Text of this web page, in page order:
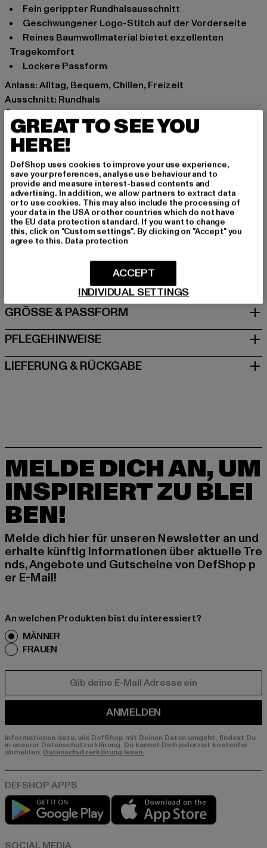
fein gerippter Rundhalsausschnitt
geschwungener Logo-Stitch auf der Vorderseite
reines Baumwollmaterial bietet exzellenten
Tragekomfort
lockere Passform
Anlass: Alltag, Bequem, Chillen, Freizeit
Ausschnitt: Rundhals
Ärmelart: Kurzarm
Marke: Karl Kani
Kat.: T-Shirts
Farbe: grau
Hersteller Farbe: ash grey
Materialzusammensetzung: 95% Baumwolle, 5%
Elasthan
Art.Nr: 6069552-02289
Hersteller: Urban Styles Agency GmbH & Co. KG |
Schanzenstraße 41 | 51063 Köln | DE
GRÖSSE & PASSFORM
PFLEGEHINWEISE
LIEFERUNG & RÜCKGABE
MELDE DICH AN, UM
INSPIRIERT ZU BLEI
BEN!
Melde dich hier für unseren Newsletter an und
erhalte künftig Informationen über aktuelle Tre
nds, Angebote und Gutscheine von DefShop p
er E-Mail!
An welchen Produkten bist du interessiert?
MÄNNER
FRAUEN
ANMELDEN
Informationen dazu, wie DefShop mit Deinen Daten umgeht, findest Du
in unserer Datenschutzerklärung. Du kannst Dich jederzeit kostenfei
abmelden. Datenschutzerklärung lesen.
Play market
GREAT TO SEE YOU
HERE!
DefShop uses cookies to improve your use experience,
save your preferences, analyse use behaviour and to
provide and measure interest-based contents and
advertising. In addition, we allow partners to extract data
or to use cookies. This may also include the processing of
your data in the USA or other countries which do not have
the EU data protection standard. If you want to change
this, click on "Custom settings". By clicking on "Accept" you
agree to this. Data protection
INDIVIDUAL SETTINGS
ACCEPT